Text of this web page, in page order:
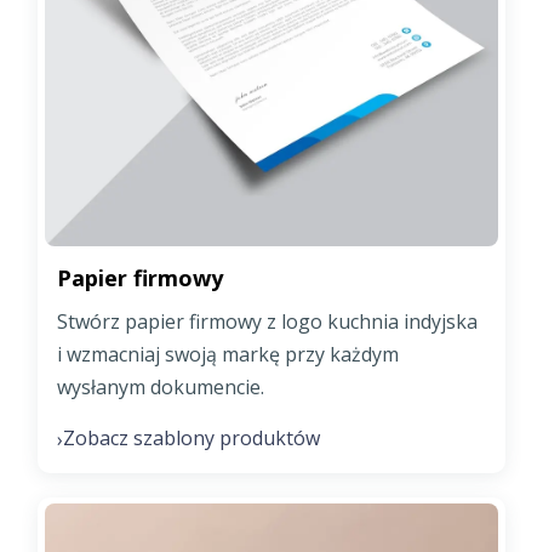
Papier firmowy
Stwórz papier firmowy z logo kuchnia indyjska
i wzmacniaj swoją markę przy każdym
wysłanym dokumencie.
›Zobacz szablony produktów